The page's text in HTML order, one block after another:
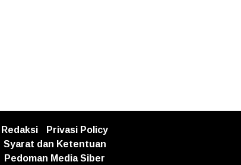
Redaksi
Privasi Policy
Syarat dan Ketentuan
Pedoman Media Siber